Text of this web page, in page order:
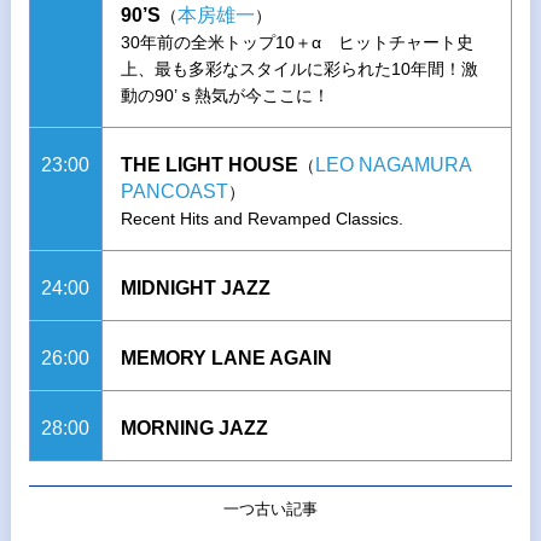
90’S （本房雄一）
30年前の全米トップ10＋α ヒットチャート史
上、最も多彩なスタイルに彩られた10年間！激
動の90’ｓ熱気が今ここに！
23:00 THE LIGHT HOUSE （ LEO NAGAMURA
PANCOAST）
Recent Hits and Revamped Classics.
24:00 MIDNIGHT JAZZ
26:00 MEMORY LANE AGAIN
28:00 MORNING JAZZ
一つ古い記事